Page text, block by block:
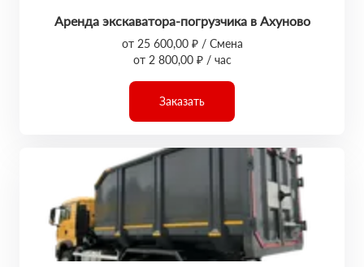
Аренда экскаватора-погрузчика в Ахуново
от 25 600,00 ₽ / Смена
от 2 800,00 ₽ / час
Заказать